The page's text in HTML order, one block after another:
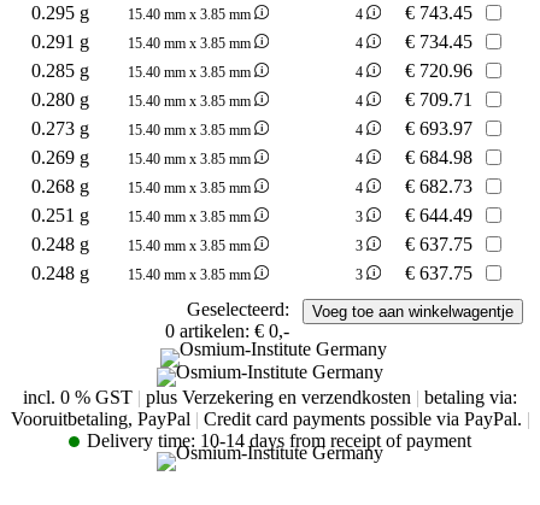
0.295 g
15.40 mm x 3.85 mm 4 € 743.45
0.291 g
15.40 mm x 3.85 mm 4 € 734.45
0.285 g
15.40 mm x 3.85 mm 4 € 720.96
0.280 g
15.40 mm x 3.85 mm 4 € 709.71
0.273 g
15.40 mm x 3.85 mm 4 € 693.97
0.269 g
15.40 mm x 3.85 mm 4 € 684.98
0.268 g
15.40 mm x 3.85 mm 4 € 682.73
0.251 g
15.40 mm x 3.85 mm 3 € 644.49
0.248 g
15.40 mm x 3.85 mm 3 € 637.75
0.248 g
15.40 mm x 3.85 mm 3 € 637.75
Geselecteerd:
0 artikelen: € 0,-
incl. 0 % GST | plus Verzekering en verzendkosten | betaling via:
Vooruitbetaling, PayPal | Credit card payments possible via PayPal. |
Delivery time: 10-14 days from receipt of payment